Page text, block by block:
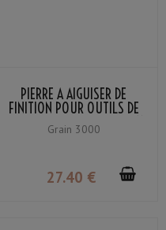
PIERRE À AIGUISER DE
FINITION POUR OUTILS DE
SCULPTURE SUEHIRO 2HS-11
Grain 3000
27.40 €